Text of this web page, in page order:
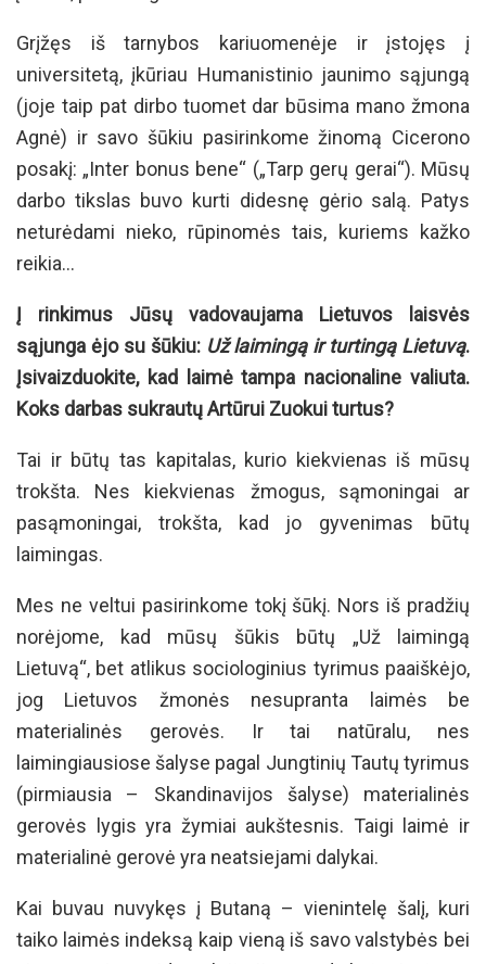
Grįžęs iš tarnybos kariuomenėje ir įstojęs į
universitetą, įkūriau Humanistinio jaunimo sąjungą
(joje taip pat dirbo tuomet dar būsima mano žmona
Agnė) ir savo šūkiu pasirinkome žinomą Cicerono
posakį: „Inter bonus bene“ („Tarp gerų gerai“). Mūsų
darbo tikslas buvo kurti didesnę gėrio salą. Patys
neturėdami nieko, rūpinomės tais, kuriems kažko
reikia…
Į rinkimus Jūsų vadovaujama Lietuvos laisvės
sąjunga ėjo su šūkiu: Už laimingą ir turtingą Lietuvą.
Įsivaizduokite, kad laimė tampa nacionaline valiuta.
Koks darbas sukrautų Artūrui Zuokui turtus?
Tai ir būtų tas kapitalas, kurio kiekvienas iš mūsų
trokšta. Nes kiekvienas žmogus, sąmoningai ar
pasąmoningai, trokšta, kad jo gyvenimas būtų
laimingas.
Mes ne veltui pasirinkome tokį šūkį. Nors iš pradžių
norėjome, kad mūsų šūkis būtų „Už laimingą
Lietuvą“, bet atlikus sociologinius tyrimus paaiškėjo,
jog Lietuvos žmonės nesupranta laimės be
materialinės gerovės. Ir tai natūralu, nes
laimingiausiose šalyse pagal Jungtinių Tautų tyrimus
(pirmiausia – Skandinavijos šalyse) materialinės
gerovės lygis yra žymiai aukštesnis. Taigi laimė ir
materialinė gerovė yra neatsiejami dalykai.
Kai buvau nuvykęs į Butaną – vienintelę šalį, kuri
taiko laimės indeksą kaip vieną iš savo valstybės bei